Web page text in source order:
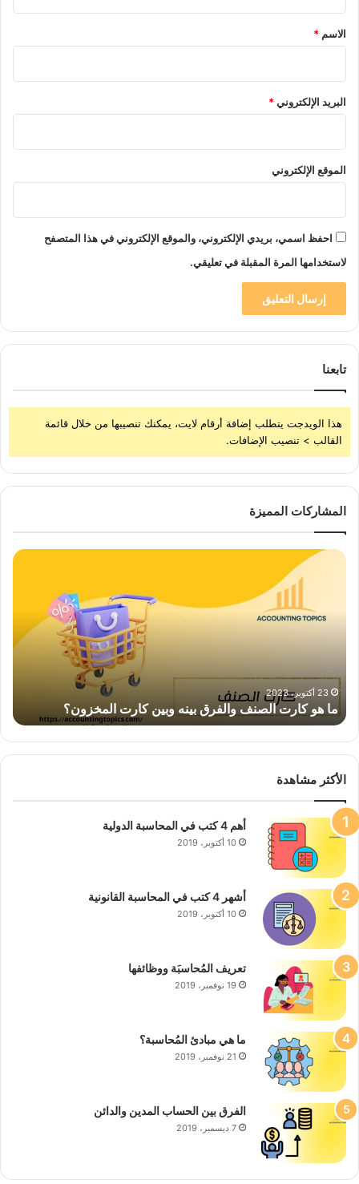
*
الاسم *
البريد الإلكتروني*
الموقع الإلكتروني
احفظ اسمي، بريدي الإلكتروني، والموقع الإلكتروني في هذا المتصفح
لاستخدامها المرة المقبلة في تعليقي.
تابعنا
هذا الويدجت يتطلب إضافة أرقام لايت، يمكنك تنصيبها من خلال قائمة
القالب > تنصيب الإضافات.
المشاركات المميزة
ما
والفرق
كارت
المخزون؟
23 أكتوبر، 2023
ما هو كارت الصنف والفرق بينه وبين كارت المخزون؟
ما
الأكثر مشاهدة
أهم 4 كتب في المحاسبة الدولية
10 أكتوبر، 2019
أشهر 4 كتب في المحاسبة القانونية
10 أكتوبر، 2019
تعريف المُحاسبَة ووظائفها
19 نوفمبر، 2019
ما هي مبادئ المُحاسبة؟
21 نوفمبر، 2019
الفرق بين الحساب المدين والدائن
7 ديسمبر، 2019